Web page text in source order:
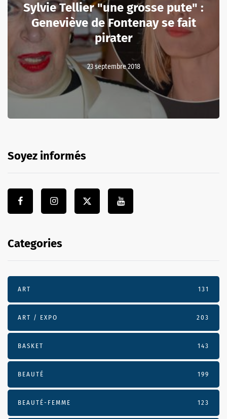
Sylvie Tellier "une grosse pute" :
Geneviève de Fontenay se fait
pirater
23 septembre 2018
Soyez informés
Categories
ART 131
ART / EXPO 203
BASKET 143
BEAUTÉ 199
BEAUTÉ-FEMME 123